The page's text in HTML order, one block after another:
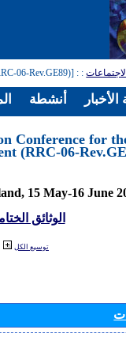
:
: [Regional Radiocommunication Conference for the Revision of the GE89 Agreement (RRC-06-Rev.GE89)]
Conference for
(RRC-06-
الوثائق
توسيع الكل
أنشطة